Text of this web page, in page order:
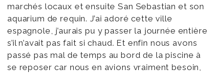
marchés locaux et ensuite San Sebastian et son
aquarium de requin. J’ai adoré cette ville
espagnole, j’aurais pu y passer la journée entière
s’il n’avait pas fait si chaud. Et enfin nous avons
passé pas mal de temps au bord de la piscine à
se reposer car nous en avions vraiment besoin,